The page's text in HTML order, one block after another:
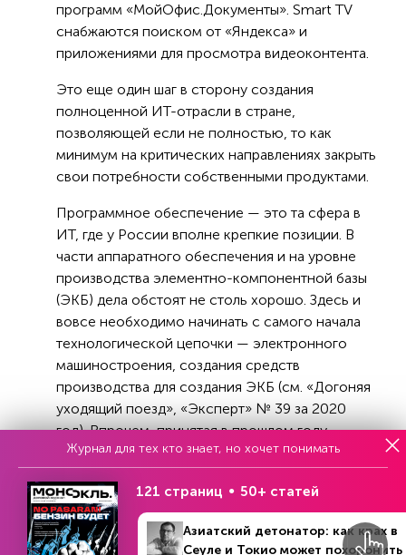
программ «МойОфис.Документы». Smart TV
снабжаются поиском от «Яндекса» и
приложениями для просмотра видеоконтента.
Это еще один шаг в сторону создания
полноценной ИТ-отрасли в стране,
позволяющей если не полностью, то как
минимум на критических направлениях закрыть
свои потребности собственными продуктами.
Программное обеспечение — это та сфера в
ИТ, где у России вполне крепкие позиции. В
части аппаратного обеспечения и на уровне
производства элементно-компонентной базы
(ЭКБ) дела обстоят не столь хорошо. Здесь и
вовсе необходимо начинать с самого начала
технологической цепочки — электронного
машиностроения, создания средств
производства для создания ЭКБ (см. «Догоняя
уходящий поезд», «Эксперт» № 39 за 2020
год). Впрочем, принятая в прошлом году
Стратегия развития электронной
предполагает, а планируемые для реализации
стратегии инвестиции исчисляются сотнями
миллиардов рублей.
Журнал для тех кто знает, но хочет понимать
121 страниц 50+ статей
Азиатский детонатор: как крах в
Сеуле и Токио может похоронить